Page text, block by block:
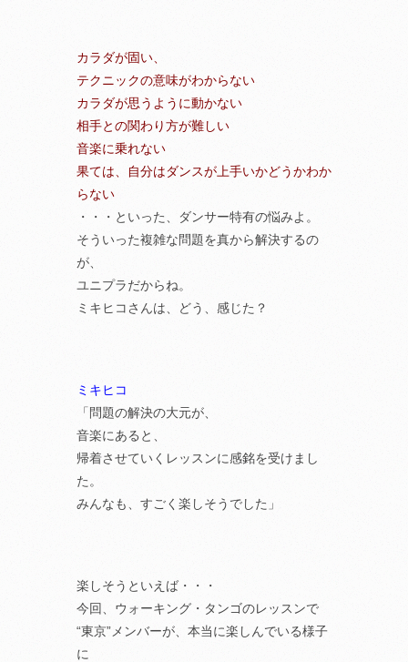
カラダが固い、
テクニックの意味がわからない
カラダが思うように動かない
相手との関わり方が難しい
音楽に乗れない
果ては、自分はダンスが上手いかどうかわか
らない
・・・といった、ダンサー特有の悩みよ。
そういった複雑な問題を真から解決するの
が、
ユニプラだからね。
ミキヒコさんは、どう、感じた？
ミキヒコ
「問題の解決の大元が、
音楽にあると、
帰着させていくレッスンに感銘を受けまし
た。
みんなも、すごく楽しそうでした」
楽しそうといえば・・・
今回、ウォーキング・タンゴのレッスンで
“東京”メンバーが、本当に楽しんでいる様子
に